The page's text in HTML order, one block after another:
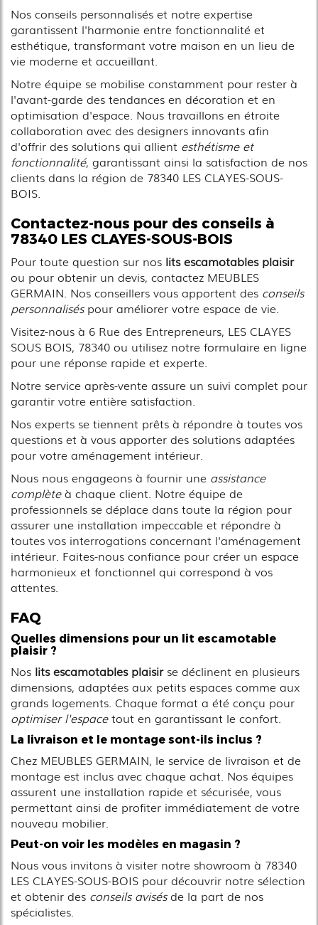
Nos conseils personnalisés et notre expertise
garantissent l'harmonie entre fonctionnalité et
esthétique, transformant votre maison en un lieu de
vie moderne et accueillant.
Notre équipe se mobilise constamment pour rester à
l'avant-garde des tendances en décoration et en
optimisation d'espace. Nous travaillons en étroite
collaboration avec des designers innovants afin
d'offrir des solutions qui allient esthétisme et
fonctionnalité, garantissant ainsi la satisfaction de nos
clients dans la région de 78340 LES CLAYES-SOUS-
BOIS.
Contactez-nous pour des conseils à
78340 LES CLAYES-SOUS-BOIS
Pour toute question sur nos lits escamotables plaisir
ou pour obtenir un devis, contactez MEUBLES
GERMAIN. Nos conseillers vous apportent des conseils
personnaliséspour améliorer votre espace de vie.
Visitez-nous à 6 Rue des Entrepreneurs, LES CLAYES
SOUS BOIS, 78340 ou utilisez notre formulaire en ligne
pour une réponse rapide et experte.
Notre service après-vente assure un suivi complet pour
garantir votre entière satisfaction.
Nos experts se tiennent prêts à répondre à toutes vos
questions et à vous apporter des solutions adaptées
pour votre aménagement intérieur.
Nous nous engageons à fournir une assistance
complèteà chaque client. Notre équipe de
professionnels se déplace dans toute la région pour
assurer une installation impeccable et répondre à
toutes vos interrogations concernant l'aménagement
intérieur. Faites-nous confiance pour créer un espace
harmonieux et fonctionnel qui correspond à vos
attentes.
FAQ
Quelles dimensions pour un lit escamotable
plaisir ?
Nos lits escamotables plaisirse déclinent en plusieurs
dimensions, adaptées aux petits espaces comme aux
grands logements. Chaque format a été conçu pour
optimiser l'espacetout en garantissant le confort.
La livraison et le montage sont-ils inclus ?
Chez MEUBLES GERMAIN, le service de livraison et de
montage est inclus avec chaque achat. Nos équipes
assurent une installation rapide et sécurisée, vous
permettant ainsi de profiter immédiatement de votre
nouveau mobilier.
Peut-on voir les modèles en magasin ?
Nous vous invitons à visiter notre showroom à 78340
LES CLAYES-SOUS-BOIS pour découvrir notre sélection
et obtenir des conseils avisésde la part de nos
spécialistes.